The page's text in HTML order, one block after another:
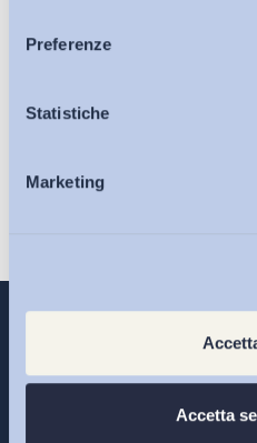
Preferenze
Statistiche
Marketing
Accetta
Articoli
Osservatori
Eventi
Ho letto e Accetto il